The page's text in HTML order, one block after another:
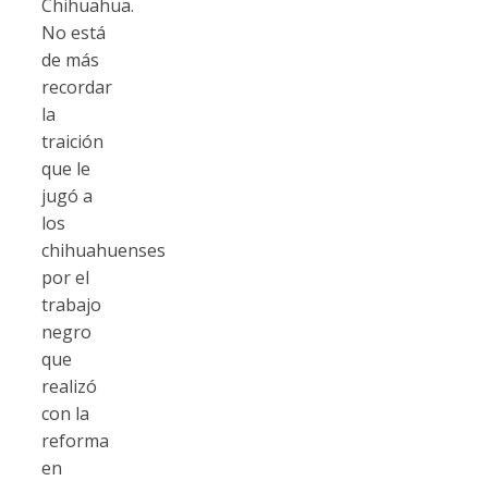
Chihuahua.
No está
de más
recordar
la
traición
que le
jugó a
los
chihuahuenses
por el
trabajo
negro
que
realizó
con la
reforma
en